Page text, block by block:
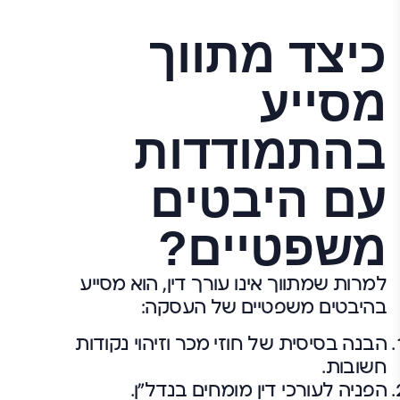
כיצד מתווך
מסייע
בהתמודדות
עם היבטים
משפטיים?
למרות שמתווך אינו עורך דין, הוא מסייע
בהיבטים משפטיים של העסקה:
הבנה בסיסית של חוזי מכר וזיהוי נקודות
חשובות.
הפניה לעורכי דין מומחים בנדל"ן.